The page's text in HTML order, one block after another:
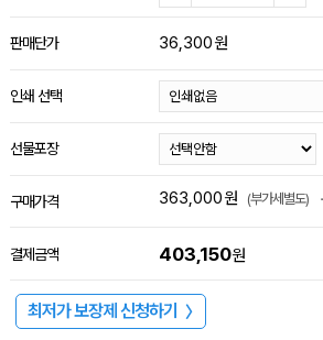
판매단가 36,300원
인쇄 선택
선물포장
구매가격 363,000원 (부가세별도)
결제금액 403,150원
최저가 보장제 신청하기 〉